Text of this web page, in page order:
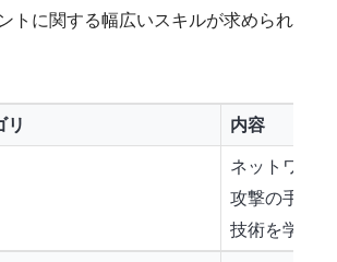
トに関する幅広いスキルが求められ
リ 内容
ネットワー
攻撃の手法
技術を学び